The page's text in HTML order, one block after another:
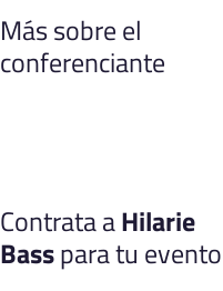
Más sobre el
conferenciante
Contrata aHilarie
Basspara tu evento